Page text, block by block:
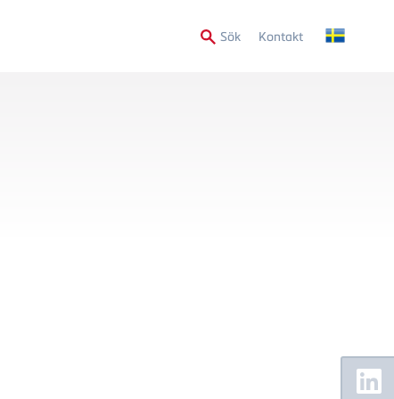
SökSecondary
Kontakt
Floating